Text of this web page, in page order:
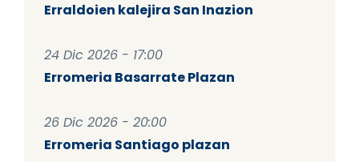
Erraldoien kalejira San Inazion
24 Dic 2026 - 17:00
Erromeria Basarrate Plazan
26 Dic 2026 - 20:00
Erromeria Santiago plazan